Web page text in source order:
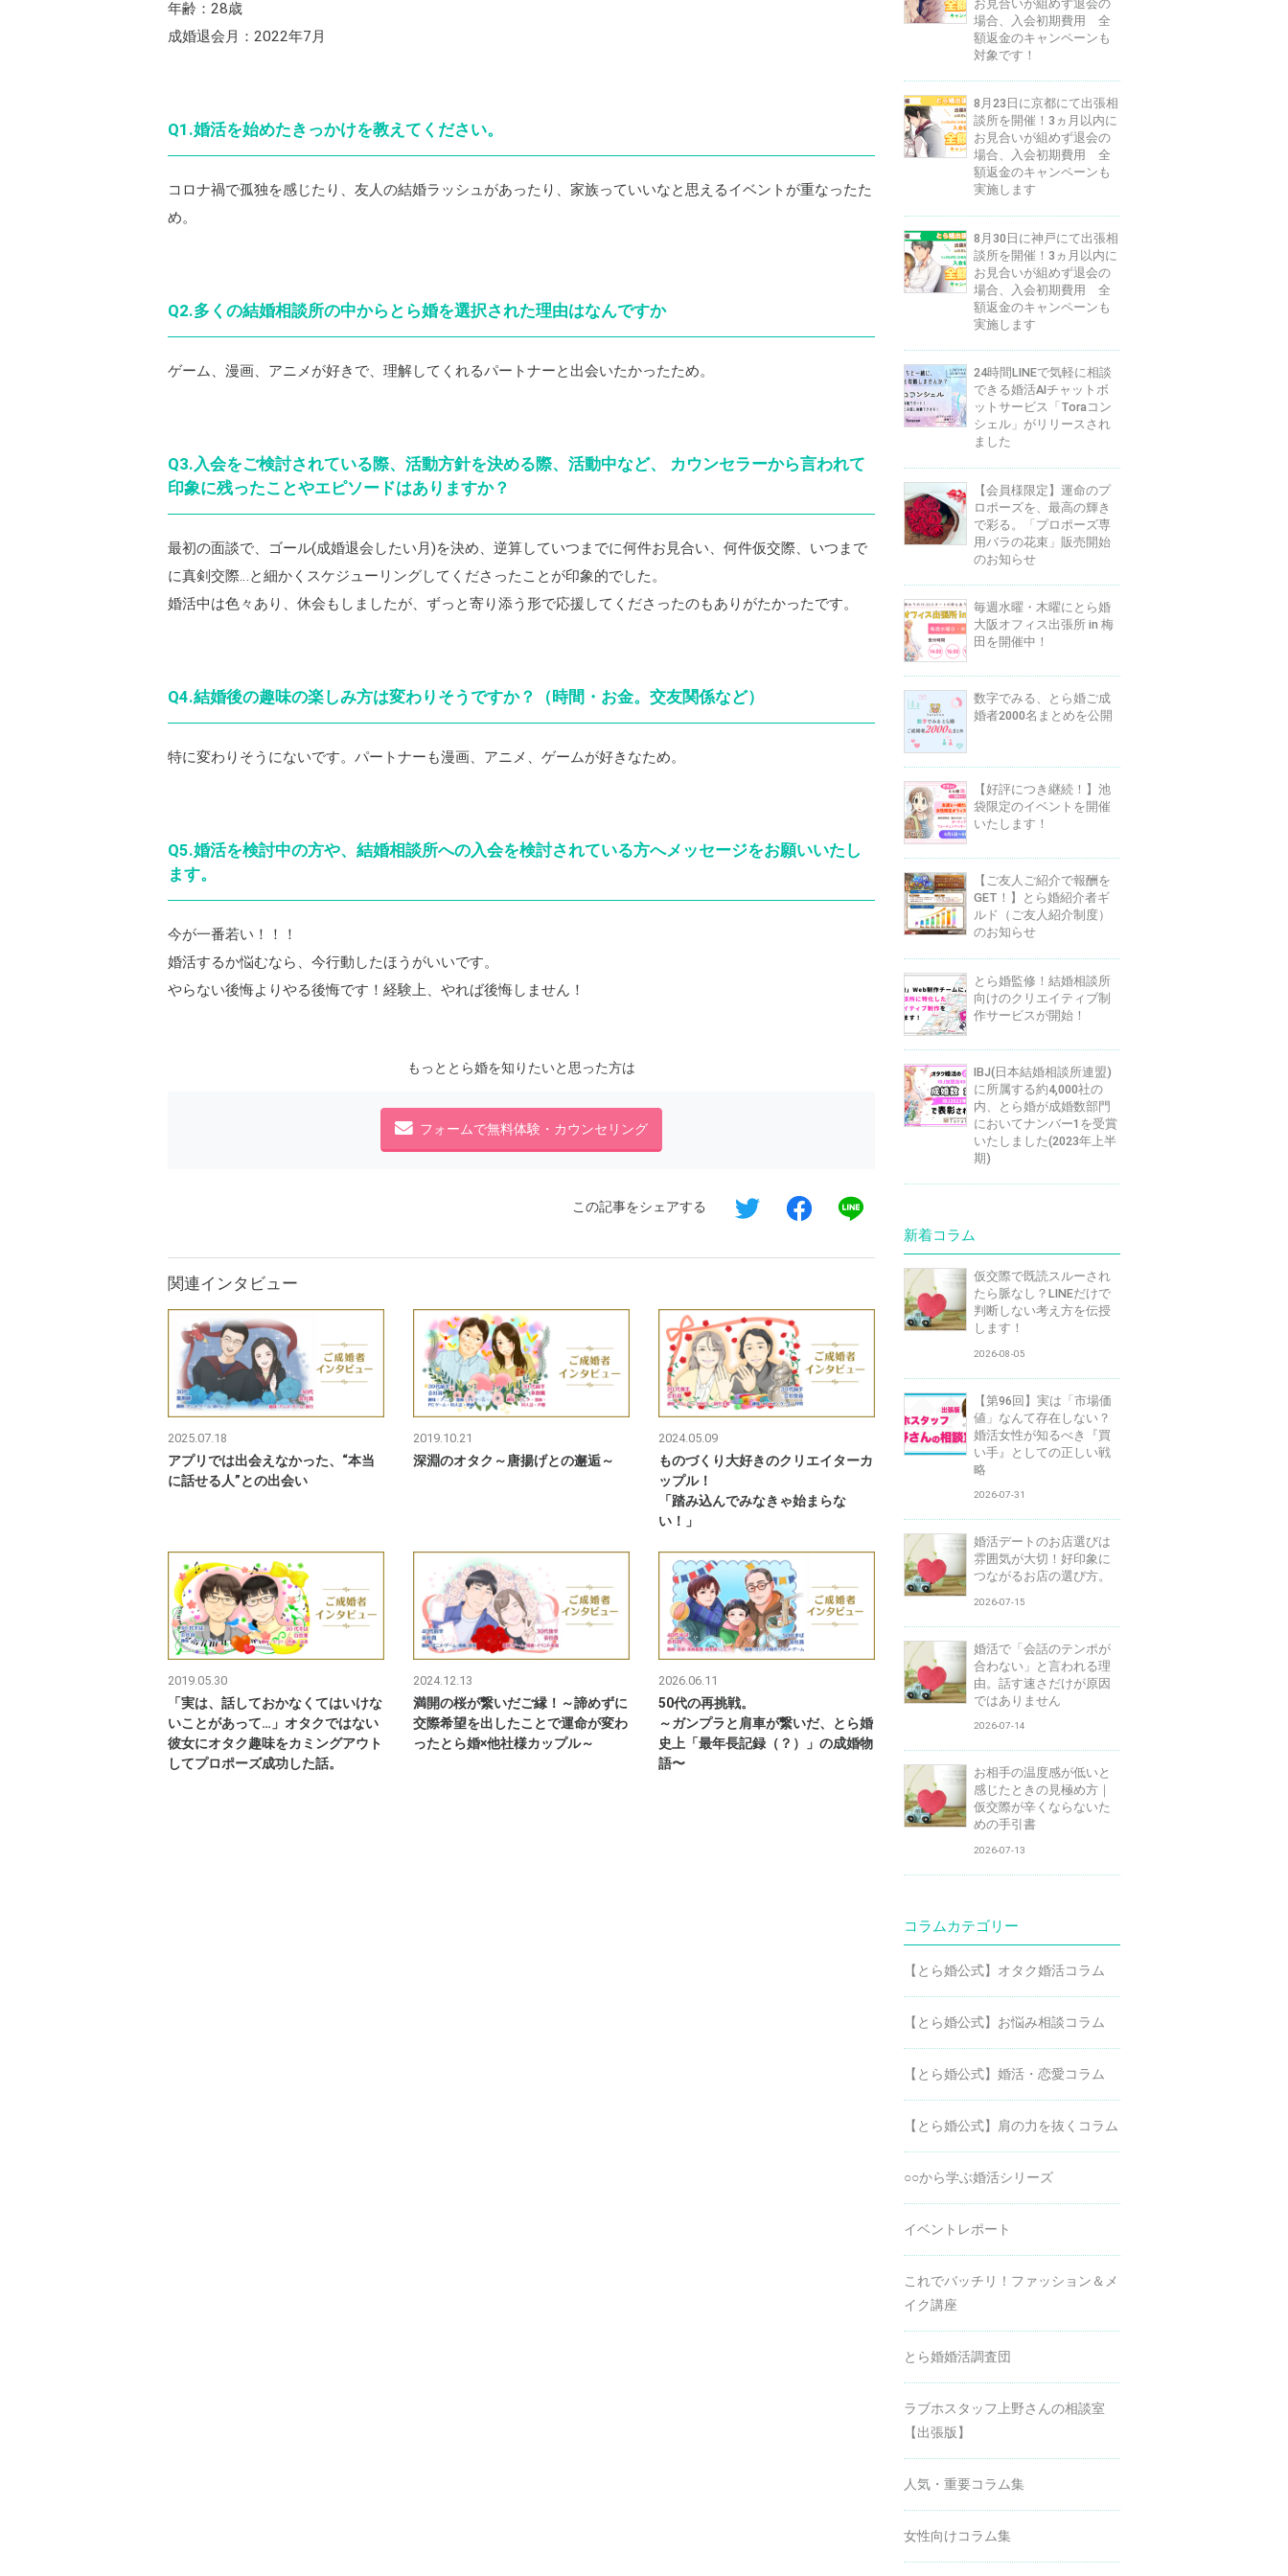
年齢：28歳
成婚退会月：2022年7月
Q1.婚活を始めたきっかけを教えてください。
コロナ禍で孤独を感じたり、友人の結婚ラッシュがあったり、家族っていいなと思えるイベントが重なったた
め。
Q2.多くの結婚相談所の中からとら婚を選択された理由はなんですか
ゲーム、漫画、アニメが好きで、理解してくれるパートナーと出会いたかったため。
Q3.入会をご検討されている際、活動方針を決める際、活動中など、 カウンセラーから言われて
印象に残ったことやエピソードはありますか？
最初の面談で、ゴール(成婚退会したい月)を決め、逆算していつまでに何件お見合い、何件仮交際、いつまで
に真剣交際…と細かくスケジューリングしてくださったことが印象的でした。
婚活中は色々あり、休会もしましたが、ずっと寄り添う形で応援してくださったのもありがたかったです。
Q4.結婚後の趣味の楽しみ方は変わりそうですか？（時間・お金。交友関係など）
特に変わりそうにないです。パートナーも漫画、アニメ、ゲームが好きなため。
Q5.婚活を検討中の方や、結婚相談所への入会を検討されている方へメッセージをお願いいたし
ます。
今が一番若い！！！
婚活するか悩むなら、今行動したほうがいいです。
やらない後悔よりやる後悔です！経験上、やれば後悔しません！
もっととら婚を知りたいと思った方は
フォームで無料体験・カウンセリング
この記事をシェアする
関連インタビュー
2025.07.18
アプリでは出会えなかった、“本当
に話せる人”との出会い
2019.10.21
深淵のオタク～唐揚げとの邂逅～
2024.05.09
ものづくり大好きのクリエイターカ
ップル！
「踏み込んでみなきゃ始まらな
い！」
2019.05.30
「実は、話しておかなくてはいけな
いことがあって…」オタクではない
彼女にオタク趣味をカミングアウト
してプロポーズ成功した話。
2024.12.13
満開の桜が繋いだご縁！～諦めずに
交際希望を出したことで運命が変わ
ったとら婚×他社様カップル～
2026.06.11
50代の再挑戦。
～ガンプラと肩車が繋いだ、とら婚
史上「最年長記録（？）」の成婚物
語〜
お見合いが組めず退会の
場合、入会初期費用 全
額返金のキャンペーンも
対象です！
8月23日に京都にて出張相
談所を開催！3ヵ月以内に
お見合いが組めず退会の
場合、入会初期費用 全
額返金のキャンペーンも
実施します
8月30日に神戸にて出張相
談所を開催！3ヵ月以内に
お見合いが組めず退会の
場合、入会初期費用 全
額返金のキャンペーンも
実施します
24時間LINEで気軽に相談
できる婚活AIチャットボ
ットサービス「Toraコン
シェル」がリリースされ
ました
【会員様限定】運命のプ
ロポーズを、最高の輝き
で彩る。「プロポーズ専
用バラの花束」販売開始
のお知らせ
毎週水曜・木曜にとら婚
大阪オフィス出張所 in 梅
田を開催中！
数字でみる、とら婚ご成
婚者2000名まとめを公開
【好評につき継続！】池
袋限定のイベントを開催
いたします！
【ご友人ご紹介で報酬を
GET！】とら婚紹介者ギ
ルド（ご友人紹介制度）
のお知らせ
とら婚監修！結婚相談所
向けのクリエイティブ制
作サービスが開始！
IBJ(日本結婚相談所連盟)
に所属する約4,000社の
内、とら婚が成婚数部門
においてナンバー1を受賞
いたしました(2023年上半
期)
新着コラム
仮交際で既読スルーされ
たら脈なし？LINEだけで
判断しない考え方を伝授
します！
2026-08-05
【第96回】実は「市場価
値」なんて存在しない？
婚活女性が知るべき『買
い手』としての正しい戦
略
2026-07-31
婚活デートのお店選びは
雰囲気が大切！好印象に
つながるお店の選び方。
2026-07-15
婚活で「会話のテンポが
合わない」と言われる理
由。話す速さだけが原因
ではありません
2026-07-14
お相手の温度感が低いと
感じたときの見極め方｜
仮交際が辛くならないた
めの手引書
2026-07-13
コラムカテゴリー
【とら婚公式】オタク婚活コラム
【とら婚公式】お悩み相談コラム
【とら婚公式】婚活・恋愛コラム
【とら婚公式】肩の力を抜くコラム
○○から学ぶ婚活シリーズ
イベントレポート
これでバッチリ！ファッション＆メ
イク講座
とら婚婚活調査団
ラブホスタッフ上野さんの相談室
【出張版】
人気・重要コラム集
女性向けコラム集